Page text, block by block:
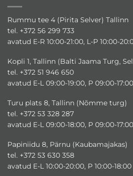
Rummu tee 4 (Pirita Selver) Tallinn
tel. +372 56 299 733
avatud E-R 10:00-21:00, L-P 10:00-
Kopli 1, Tallinn (Balti Jaama Turg,
tel. +372 51 946 650
avatud E-L 09:00-19:00, P 09:00-17:00
Turu plats 8, Tallinn (Nõmme turg)
tel. +372 53 328 287
avatud E-L 09:00-18:00, P 09:00-17:00
Papiniidu 8, Pärnu (Kaubamajakas)
tel. +372 53 630 358
avatud E-L 10:00-20:00, P 10:00-18:00